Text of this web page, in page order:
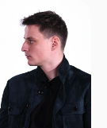
도 적극적으로
코인
지않게 시너지